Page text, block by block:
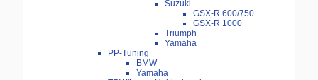
Suzuki
GSX-R 600/750
GSX-R 1000
Triumph
Yamaha
PP-Tuning
BMW
Yamaha